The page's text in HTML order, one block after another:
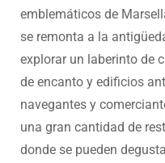
emblemáticos de
se remonta a la
explorar un laberinto de
de encanto y edificios
navegantes y
una gran cantidad de
donde se pueden